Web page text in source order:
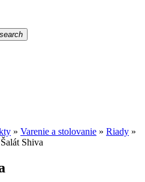
search
» Varenie a stolovanie » Riady »
Shiva